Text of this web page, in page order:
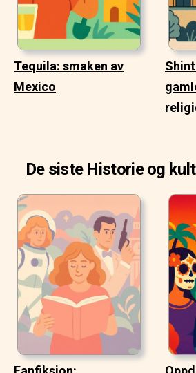
Tequila: smaken av
Mexico
De siste Historie og